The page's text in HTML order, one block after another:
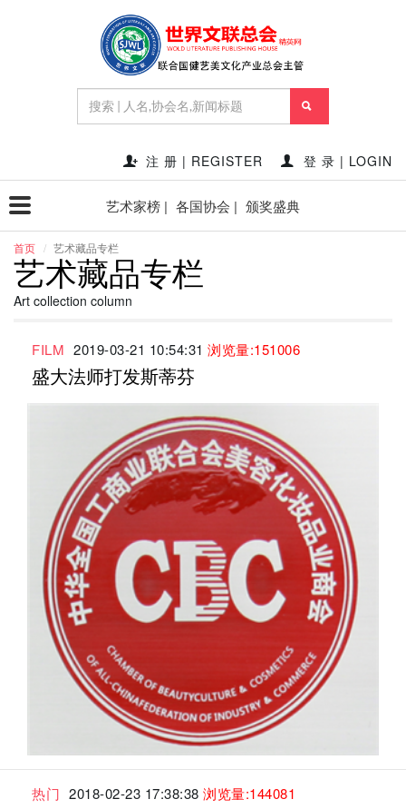
注 册 | REGISTER 登 录 | LOGIN
艺术家榜 | 各国协会 | 颁奖盛典
首页 艺术藏品专栏
艺术藏品专栏
Art collection column
FILM 2019-03-21 10:54:31 浏览量:151006
盛大法师打发斯蒂芬
热门 2018-02-23 17:38:38 浏览量:144081